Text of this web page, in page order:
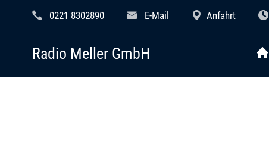
0221 8302890 E-Mail Anfahrt
Radio Meller GmbH